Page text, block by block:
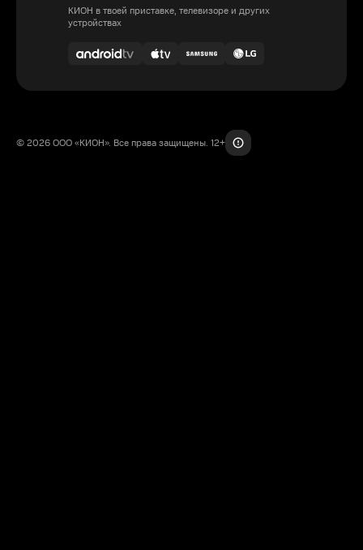
КИОН в твоей приставке, телевизоре и других
устройствах
© 2026 ООО «КИОН». Все права защищены. 12+